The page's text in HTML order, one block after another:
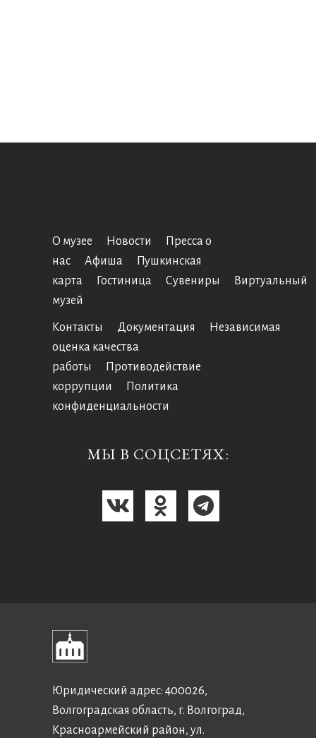
О музее Новости
Пресса о
нас
Афиша
Пушкинская
карта
Гостиница Сувениры
Виртуальный
музей
Контакты Документация
Независимая
оценка качества
работы
Противодействие
коррупции
Политика
конфиденциальности
МЫ В СОЦСЕТЯХ:
Юридический адрес: 400026,
Волгоградская область, г. Волгоград,
Красноармейский район, ул.